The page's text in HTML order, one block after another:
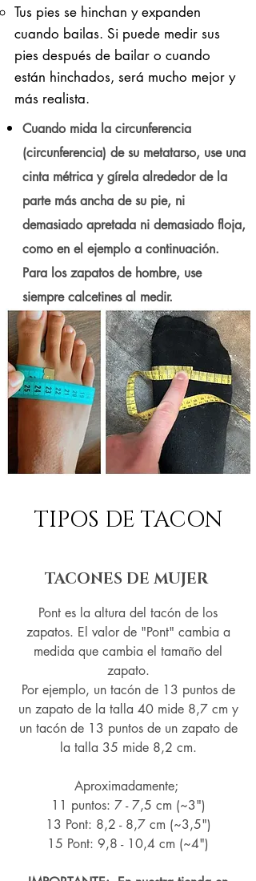
Tus pies se hinchan y expanden
cuando bailas. Si puede medir sus
pies después de bailar o cuando
están hinchados, será mucho mejor y
más realista.
Cuando mida la circunferencia
(circunferencia) de su metatarso, use una
cinta métrica y gírela alrededor de la
parte más ancha de su pie, ni
demasiado apretada ni demasiado floja,
como en el ejemplo a continuación.
Para los zapatos de hombre, use
siempre calcetines al medir.
TIPOS DE TACON
TACONES DE MUJER
Pont es la altura del tacón de los
zapatos. El valor de "Pont" cambia a
medida que cambia el tamaño del
zapato.
Por ejemplo, un tacón de 13 puntos de
un zapato de la talla 40 mide 8,7 cm y
un tacón de 13 puntos de un zapato de
la talla 35 mide 8,2 cm.
Aproximadamente;
11 puntos: 7 - 7,5 cm (~3")
13 Pont: 8,2 - 8,7 cm (~3,5")
15 Pont: 9,8 - 10,4 cm (~4")